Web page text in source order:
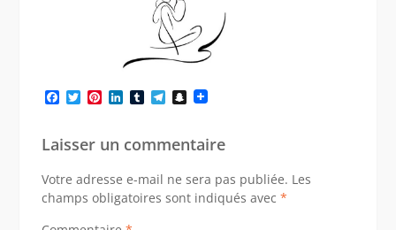
Laisser un commentaire
Votre adresse e-mail ne sera pas publiée. Les
champs obligatoires sont indiqués avec *